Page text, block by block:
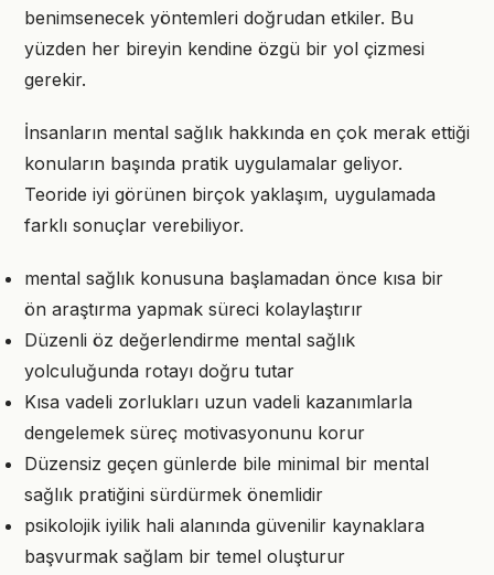
benimsenecek yöntemleri doğrudan etkiler. Bu
yüzden her bireyin kendine özgü bir yol çizmesi
gerekir.
İnsanların mental sağlık hakkında en çok merak ettiği
konuların başında pratik uygulamalar geliyor.
Teoride iyi görünen birçok yaklaşım, uygulamada
farklı sonuçlar verebiliyor.
mental sağlık konusuna başlamadan önce kısa bir
ön araştırma yapmak süreci kolaylaştırır
Düzenli öz değerlendirme mental sağlık
yolculuğunda rotayı doğru tutar
Kısa vadeli zorlukları uzun vadeli kazanımlarla
dengelemek süreç motivasyonunu korur
Düzensiz geçen günlerde bile minimal bir mental
sağlık pratiğini sürdürmek önemlidir
psikolojik iyilik hali alanında güvenilir kaynaklara
başvurmak sağlam bir temel oluşturur